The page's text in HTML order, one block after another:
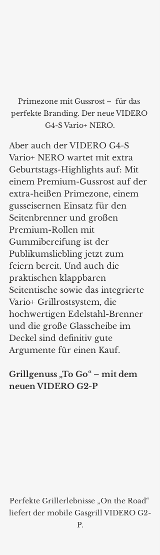
Primezone mit Gussrost –  für das
perfekte Branding. Der neue VIDERO
G4-S Vario+ NERO.
Aber auch der VIDERO G4-S
Vario+ NERO wartet mit extra
Geburtstags-Highlights auf: Mit
einem Premium-Gussrost auf der
extra-heißen Primezone, einem
gusseisernen Einsatz für den
Seitenbrenner und großen
Premium-Rollen mit
Gummibereifung ist der
Publikumsliebling jetzt zum
feiern bereit. Und auch die
praktischen klappbaren
Seitentische sowie das integrierte
Vario+ Grillrostsystem, die
hochwertigen Edelstahl-Brenner
und die große Glasscheibe im
Deckel sind definitiv gute
Argumente für einen Kauf.
Grillgenuss „To Go“ – mit dem
neuen VIDERO G2-P
Perfekte Grillerlebnisse „On the Road“
liefert der mobile Gasgrill VIDERO G2-
P.